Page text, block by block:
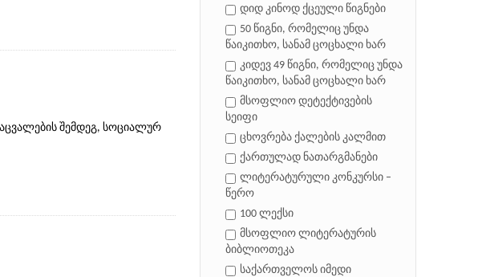
შემდეგ, სოციალურ
დიდ კინოდ ქცეული წიგნები
50 წიგნი, რომელიც უნდა
წაიკითხო, სანამ ცოცხალი ხარ
კიდევ 49 წიგნი, რომელიც უნდა
წაიკითხო, სანამ ცოცხალი ხარ
მსოფლიო დეტექტივების
სეიფი
ცხოვრება ქალების კალმით
ქართულად ნათარგმანები
ლიტერატურული კონკურსი –
წერო
100 ლექსი
მსოფლიო ლიტერატურის
ბიბლიოთეკა
საქართველოს იმედი